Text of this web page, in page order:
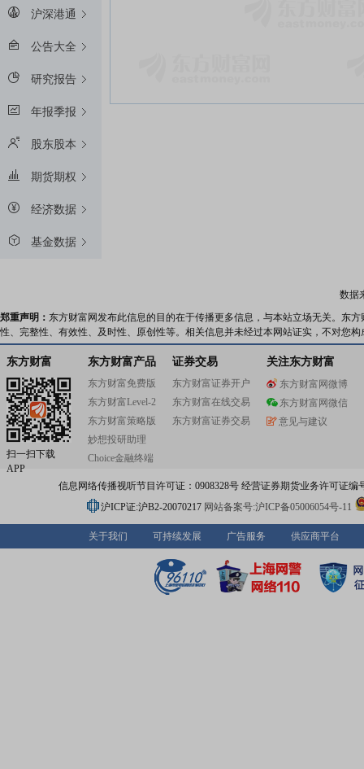
沪深港通
公告大全
研究报告
年报季报
股东股本
期货期权
经济数据
基金数据
数据
郑重声明： 东方财富网发布此信息的目的在于传播更多信息，与本站立场无关。东
性、完整性、有效性、及时性、原创性等。相关信息并未经过本网站证实，不对您
东方财富
扫一扫下载
APP
东方财富产品
东方财富免费版
东方财富Level-2
东方财富策略版
妙想投研助理
Choice金融终端
证券交易
东方财富证券开户
东方财富在线交易
东方财富证券交易
关注东方财富
东方财富网微博
东方财富网微信
意见与建议
信息网络传播视听节目许可证：0908328号 经营证券期货业务许可证编
沪ICP证:沪B2-20070217 网站备案号:沪ICP备05006054号-11
关于我们 可持续发展 广告服务 供应商平台